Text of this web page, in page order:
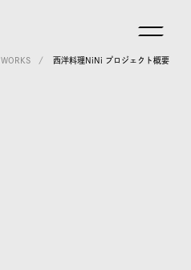
WORKS 西洋料理NiNi プロジェクト概要